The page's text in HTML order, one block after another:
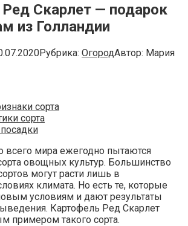
Скарлет — подарок
из Голландии
Рубрика: ОгородАвтор: Мария
сорта
сорта
всего мира ежегодно пытаются
овощных культур. Большинство
могут расти лишь в
климата. Но есть те, которые
условиям и дают результаты
Картофель Ред Скарлет
примером такого сорта.